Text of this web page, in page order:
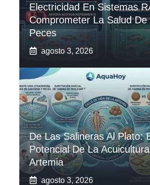
Electricidad En Sistemas
Comprometer La Salud De
Peces
agosto 3, 2026
De Las Salineras Al Plato:
Potencial De La
Artemia
agosto 3, 2026